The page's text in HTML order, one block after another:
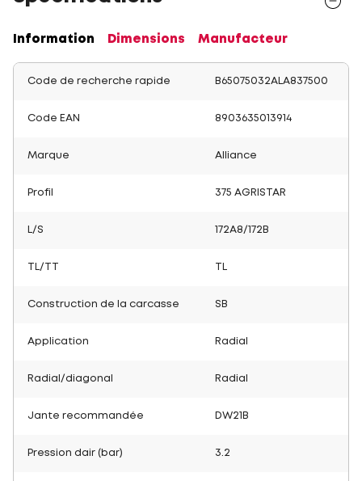
Information Dimensions Manufacteur
Code de recherche rapide B65075032ALA837500
Code EAN 8903635013914
Marque Alliance
Profil 375 AGRISTAR
L/S 172A8/172B
TL/TT
Construction de la carcasse SB
Application Radial
Radial/diagonal Radial
Jante recommandée DW21B
Pression dair (bar) 3.2